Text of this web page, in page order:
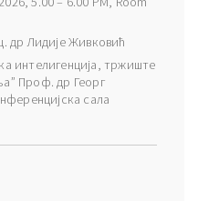
др Лидије Живковић
интелигенција, тржиште
Проф. др Георг
сала